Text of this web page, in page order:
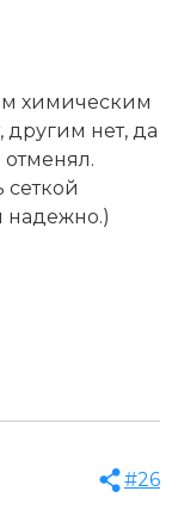
химическим
другим нет, да
сеткой
надежно.)
#26